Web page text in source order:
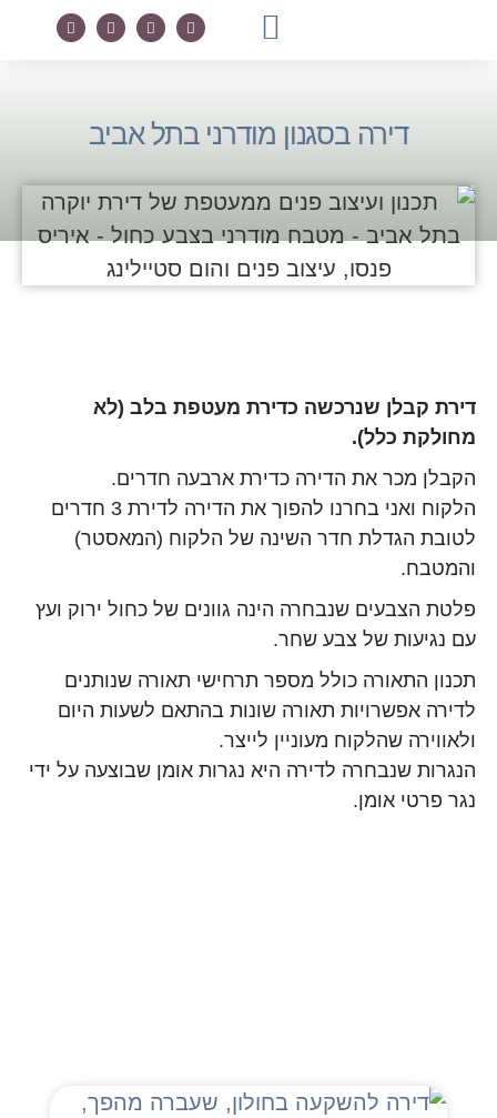
דירה בסגנון מודרני בתל אביב
דירת קבלן שנרכשה כדירת מעטפת בלב (לא
מחולקת כלל).
הקבלן מכר את הדירה כדירת ארבעה חדרים.
הלקוח ואני בחרנו להפוך את הדירה לדירת 3 חדרים
לטובת הגדלת חדר השינה של הלקוח (המאסטר)
והמטבח.
פלטת הצבעים שנבחרה הינה גוונים של כחול ירוק ועץ
עם נגיעות של צבע שחר.
תכנון התאורה כולל מספר תרחישי תאורה שנותנים
לדירה אפשרויות תאורה שונות בהתאם לשעות היום
ולאווירה שהלקוח מעוניין לייצר.
הנגרות שנבחרה לדירה היא נגרות אומן שבוצעה על ידי
נגר פרטי אומן.